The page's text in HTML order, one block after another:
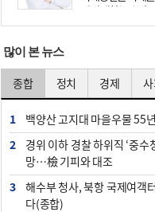
진다. 하지만 그
운 함정이 하나 있
많이 본 뉴스
종합 정치 경제
1
백양산 고지대 마을우물 55
2
경위 이하 경찰 하위직 ‘중수
망…檢 기피와 대조
3
해수부 청사, 북항 국제여객
다(종합)